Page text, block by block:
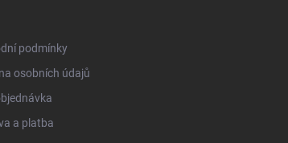
podmínky
osobních údajů
a platba